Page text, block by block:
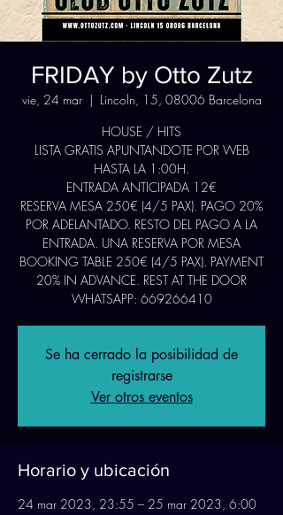
FRIDAY by Otto Zutz
vie, 24 mar
  |
Lincoln, 15, 08006 Barcelona
HOUSE / HITS
LISTA GRATIS APUNTANDOTE POR WEB
HASTA LA 1:00H.
ENTRADA ANTICIPADA 12€
RESERVA MESA 250€ (4/5 PAX). PAGO 20%
POR ADELANTADO. RESTO DEL PAGO A LA
ENTRADA. UNA RESERVA POR MESA
BOOKING TABLE 250€ (4/5 PAX). PAYMENT
20% IN ADVANCE. REST AT THE DOOR
WHATSAPP: 669266410
Se ha cerrado la posibilidad de
registrarse
Ver otros eventos
Horario y ubicación
24 mar 2023, 23:55 – 25 mar 2023, 6:00